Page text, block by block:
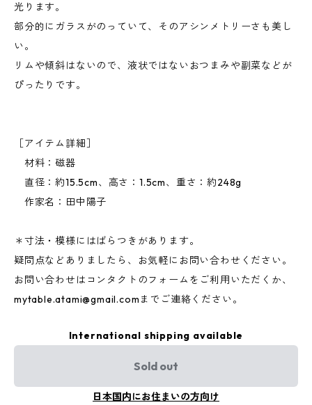
光ります。
部分的にガラスがのっていて、そのアシンメトリーさも美し
い。
リムや傾斜はないので、液状ではないおつまみや副菜などが
ぴったりです。
［アイテム詳細］
材料：磁器
直径：約15.5cm、高さ：1.5cm、重さ：約248g
作家名：田中陽子
＊寸法・模様にはばらつきがあります。
疑問点などありましたら、お気軽にお問い合わせください。
お問い合わせはコンタクトのフォームをご利用いただくか、
mytable.atami@gmail.com までご連絡ください。
International shipping available
Sold out
日本国内にお住まいの方向け